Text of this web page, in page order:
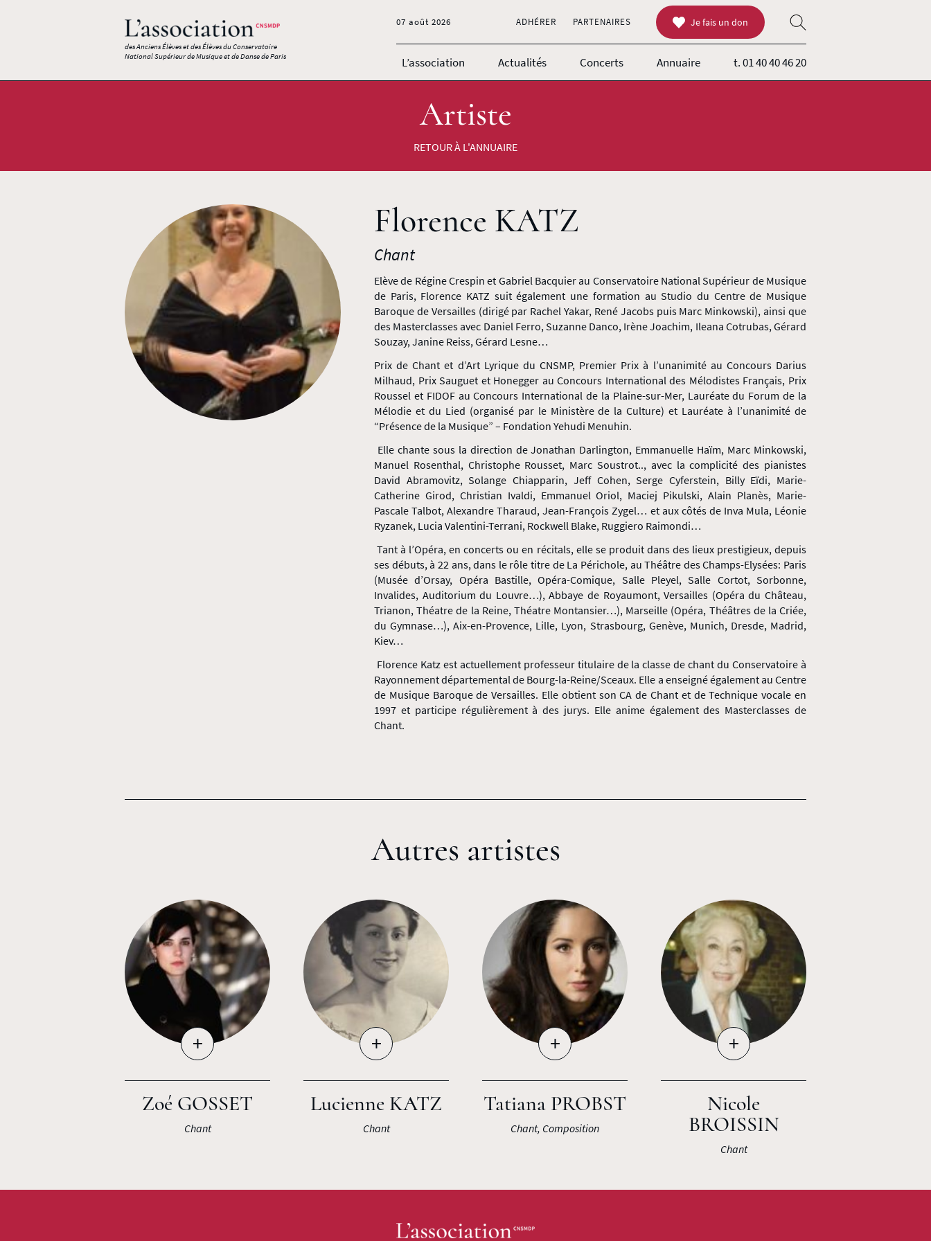
des Anciens Élèves et des Élèves du Conservatoire
National Supérieur de Musique et de Danse de Paris
L’association Actualités Concerts Annuaire t. 01 40 40 46 20
07 août 2026 ADHÉRER PARTENAIRES Je fais un don
Artiste
RETOUR À L'ANNUAIRE
Florence KATZ
Chant
Elève de Régine Crespin et Gabriel Bacquier au Conservatoire National Supérieur de Musique
de Paris, Florence KATZ suit également une formation au Studio du Centre de Musique
Baroque de Versailles (dirigé par Rachel Yakar, René Jacobs puis Marc Minkowski), ainsi que
des Masterclasses avec Daniel Ferro, Suzanne Danco, Irène Joachim, Ileana Cotrubas, Gérard
Souzay, Janine Reiss, Gérard Lesne…
Prix de Chant et d’Art Lyrique du CNSMP, Premier Prix à l’unanimité au Concours Darius
Milhaud, Prix Sauguet et Honegger au Concours International des Mélodistes Français, Prix
Roussel et FIDOF au Concours International de la Plaine-sur-Mer, Lauréate du Forum de la
Mélodie et du Lied (organisé par le Ministère de la Culture) et Lauréate à l’unanimité de
“Présence de la Musique” – Fondation Yehudi Menuhin.
Elle chante sous la direction de Jonathan Darlington, Emmanuelle Haïm, Marc Minkowski,
Manuel Rosenthal, Christophe Rousset, Marc Soustrot.., avec la complicité des pianistes
David Abramovitz, Solange Chiapparin, Jeff Cohen, Serge Cyferstein, Billy Eïdi, Marie-
Catherine Girod, Christian Ivaldi, Emmanuel Oriol, Maciej Pikulski, Alain Planès, Marie-
Pascale Talbot, Alexandre Tharaud, Jean-François Zygel… et aux côtés de Inva Mula, Léonie
Ryzanek, Lucia Valentini-Terrani, Rockwell Blake, Ruggiero Raimondi…
Tant à l’Opéra, en concerts ou en récitals, elle se produit dans des lieux prestigieux, depuis
ses débuts, à 22 ans, dans le rôle titre de La Périchole, au Théâtre des Champs-Elysées: Paris
(Musée d’Orsay, Opéra Bastille, Opéra-Comique, Salle Pleyel, Salle Cortot, Sorbonne,
Invalides, Auditorium du Louvre…), Abbaye de Royaumont, Versailles (Opéra du Château,
Trianon, Théatre de la Reine, Théatre Montansier…), Marseille (Opéra, Théâtres de la Criée,
du Gymnase…), Aix-en-Provence, Lille, Lyon, Strasbourg, Genève, Munich, Dresde, Madrid,
Kiev…
Florence Katz est actuellement professeur titulaire de la classe de chant du Conservatoire à
Rayonnement départemental de Bourg-la-Reine/Sceaux. Elle a enseigné également au Centre
de Musique Baroque de Versailles. Elle obtient son CA de Chant et de Technique vocale en
1997 et participe régulièrement à des jurys. Elle anime également des Masterclasses de
Chant.
Autres artistes
+
Zoé GOSSET
Chant
+
Lucienne KATZ
Chant
+
Tatiana PROBST
Chant, Composition
+
Nicole
BROISSIN
Chant